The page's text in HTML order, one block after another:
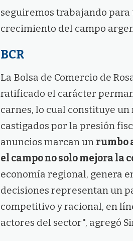
seguiremos trabajando
crecimiento del campo
BCR
La Bolsa de Comercio de
ratificado el carácter
carnes, lo cual constituye
castigados por la presión
anuncios marcan un rumbo
el campo no solo mejora la
economía regional, genera
decisiones representan un
competitivo y racional, en
actores del sector", agregó